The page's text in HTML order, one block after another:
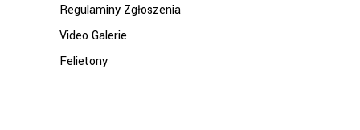
Regulaminy Zgłoszenia
Video Galerie
Felietony